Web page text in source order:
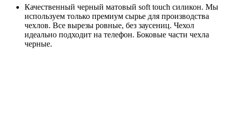
Качественный черный матовый soft touch силикон. Мы
используем только премиум сырье для производства
чехлов. Все вырезы ровные, без заусениц. Чехол
идеально подходит на телефон. Боковые части чехла
черные.